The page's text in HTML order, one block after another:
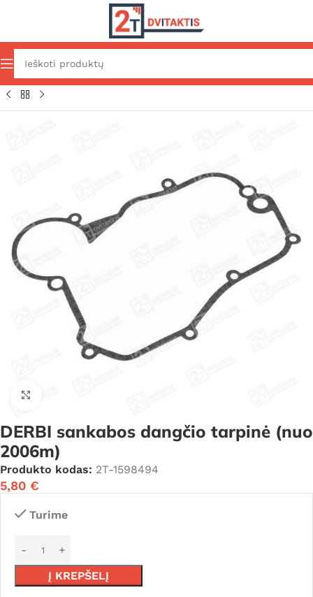
motorolerio transmisija Variklio dangčių tarpinės
DERBI sankabos dangčio tarpinė (nuo
2006m)
Produkto kodas: 2T-1598494
5,80 €
Turime
Į KREPŠELĮ